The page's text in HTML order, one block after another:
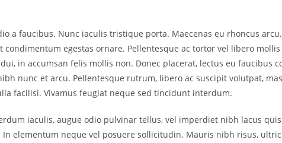
a faucibus. Nunc iaculis tristique porta. Maecenas eu rhoncus
condimentum egestas ornare. Pellentesque ac tortor vel libero
in accumsan felis mollis non. Donec placerat, lectus eu faucibus
nunc et arcu. Pellentesque rutrum, libero ac suscipit volutpat,
facilisi. Vivamus feugiat neque sed tincidunt interdum.
iaculis, augue odio pulvinar tellus, vel imperdiet nibh lacus
elementum neque vel posuere sollicitudin. Mauris nibh risus,